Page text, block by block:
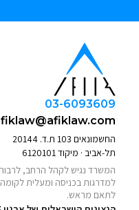
03-6093609
החשמונאים 103 ת.ד. 20144
תל-אביב · מיקוד 6120101
המשרד נגיש לקהל הרחב, לרבות
למדרגות בכניסה ומעלית
לתאם מראש.